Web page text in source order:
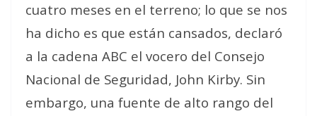
cuatro meses en el terreno; lo que se nos
ha dicho es que están cansados, declaró
a la cadena ABC el vocero del Consejo
Nacional de Seguridad, John Kirby. Sin
embargo, una fuente de alto rango del